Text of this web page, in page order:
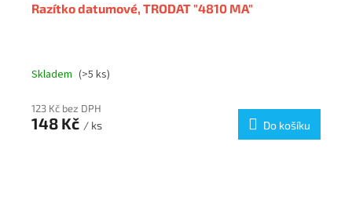
Razítko datumové, TRODAT "4810 MA"
Skladem (>5 ks)
123 Kč bez DPH
148 Kč / ks Do košíku